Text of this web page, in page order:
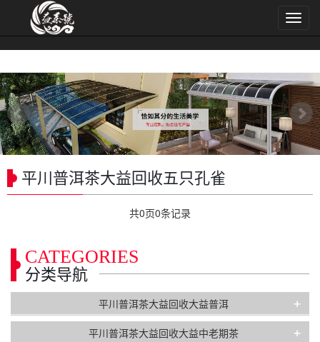
导
航
菜
平川普洱茶大益回收五只孔雀
共0页0条记录
CATEGORIES
分类导航
平川普洱茶大益回收大益普洱 +
平川普洱茶大益回收大益中老期茶 +